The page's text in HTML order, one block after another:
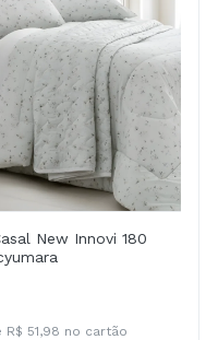
New Innovi 180
R$ 51,98 no cartão